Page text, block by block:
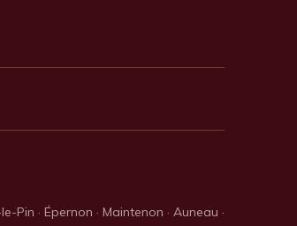
Pin · Épernon · Maintenon · Auneau ·